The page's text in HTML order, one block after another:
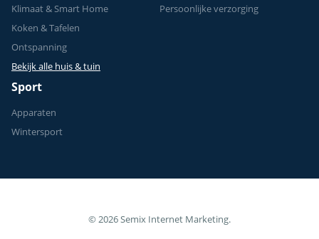
Klimaat & Smart Home
Koken & Tafelen
Ontspanning
Bekijk alle huis & tuin
Persoonlijke verzorging
Sport
Apparaten
Wintersport
© 2026 Semix Internet Marketing.